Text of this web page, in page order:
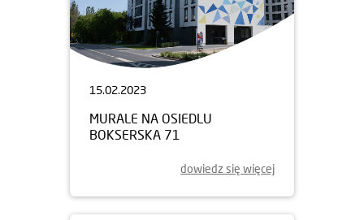
15.02.2023
MURALE NA OSIEDLU
BOKSERSKA 71
dowiedz się więcej